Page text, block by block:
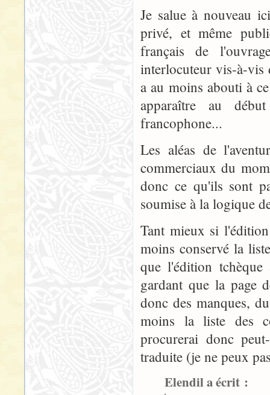
Je salue à nouveau
privé, et même
français de
interlocuteur vis-à-vis
a au moins abouti à
apparaître au
francophone...
Les aléas de
commerciaux du
donc ce qu'ils sont
soumise à la logique
Tant mieux si
moins conservé la
que l'édition
gardant que la page
donc des manques,
moins la liste des
procurerai donc
traduite (je ne peux
Elendil a écrit :